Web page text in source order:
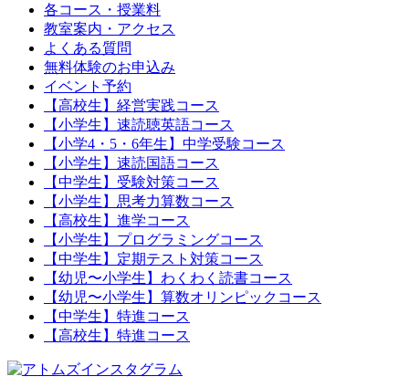
各コース・授業料
教室案内・アクセス
よくある質問
無料体験のお申込み
イベント予約
【高校生】経営実践コース
【小学生】速読聴英語コース
【小学4・5・6年生】中学受験コース
【小学生】速読国語コース
【中学生】受験対策コース
【小学生】思考力算数コース
【高校生】進学コース
【小学生】プログラミングコース
【中学生】定期テスト対策コース
【幼児〜小学生】わくわく読書コース
【幼児〜小学生】算数オリンピックコース
【中学生】特進コース
【高校生】特進コース